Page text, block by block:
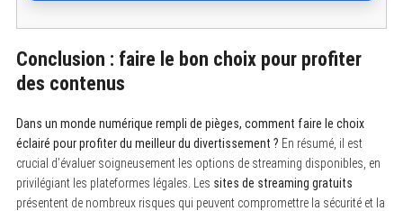
Conclusion : faire le bon choix pour profiter
des contenus
Dans un monde numérique rempli de pièges, comment faire le choix
éclairé pour profiter du meilleur du divertissement ? En résumé, il est
crucial d’évaluer soigneusement les options de streaming disponibles, en
privilégiant les plateformes légales. Les sites de streaming gratuits
présentent de nombreux risques qui peuvent compromettre la sécurité et la